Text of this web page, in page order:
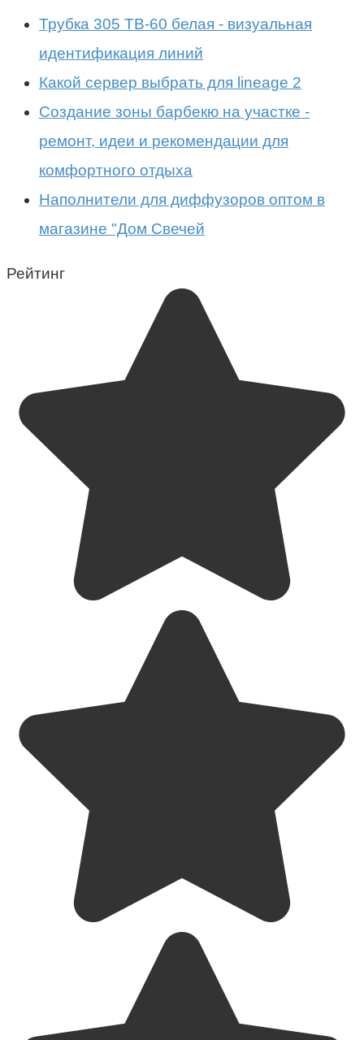
Трубка 305 ТВ-60 белая - визуальная
идентификация линий
Какой сервер выбрать для lineage 2
Создание зоны барбекю на участке -
ремонт, идеи и рекомендации для
комфортного отдыха
Наполнители для диффузоров оптом в
магазине "Дом Свечей
Рейтинг